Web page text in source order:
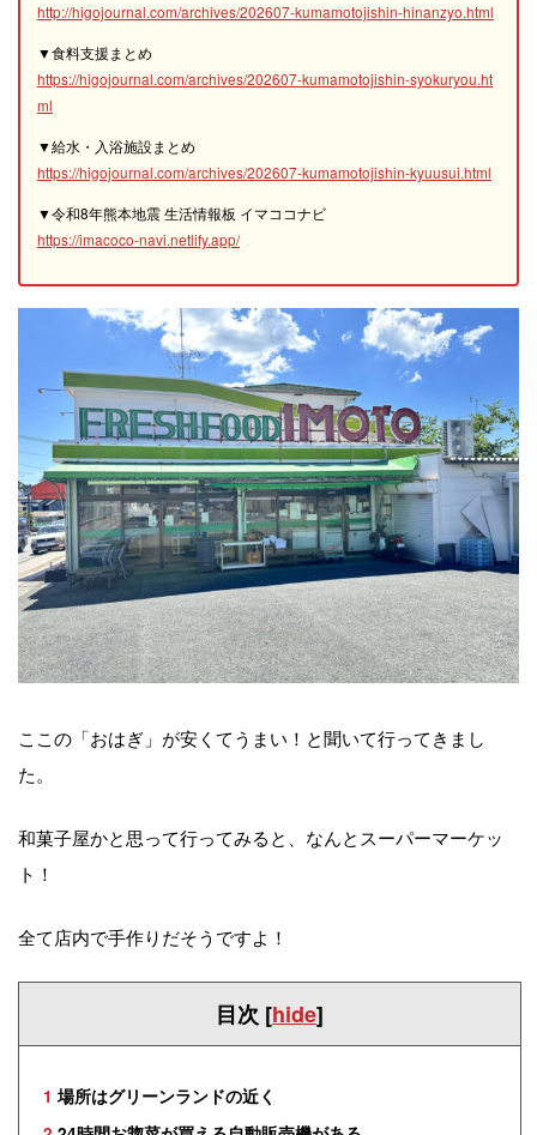
http://higojournal.com/archives/202607-kumamotojishin-hinanzyo.html
▼食料支援まとめ
https://higojournal.com/archives/202607-kumamotojishin-syokuryou.ht
ml
▼給水・入浴施設まとめ
https://higojournal.com/archives/202607-kumamotojishin-kyuusui.html
▼令和8年熊本地震 生活情報板 イマココナビ
https://imacoco-navi.netlify.app/
ここの「おはぎ」が安くてうまい！と聞いて行ってきまし
た。
和菓子屋かと思って行ってみると、なんとスーパーマーケッ
ト！
全て店内で手作りだそうですよ！
目次 [hide]
1 場所はグリーンランドの近く